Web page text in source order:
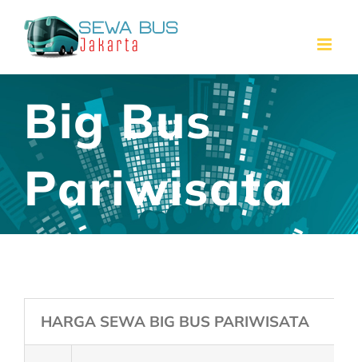
content
Big Bus
Pariwisata
HARGA SEWA BIG BUS PARIWISATA